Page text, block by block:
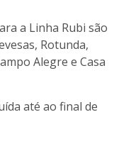
a Linha Rubi são
Rotunda,
Alegre e Casa
até ao final de